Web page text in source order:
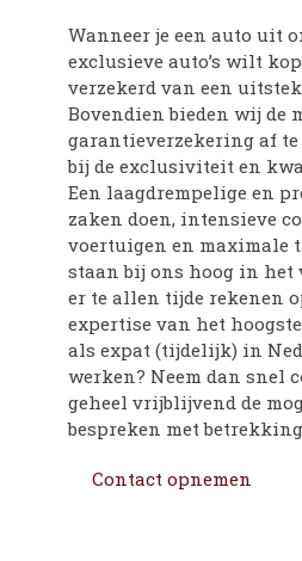
Wanneer je een auto uit
exclusieve auto’s wilt
verzekerd van een
Bovendien bieden wij de
garantieverzekering af
bij de exclusiviteit en
Een laagdrempelige en
zaken doen, intensieve
voertuigen en maximale
staan bij ons hoog in het
er te allen tijde rekenen
expertise van het
als expat (tijdelijk) in
werken? Neem dan snel
geheel vrijblijvend de
bespreken met
Contact opnemen